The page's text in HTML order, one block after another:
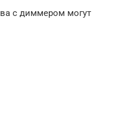
с диммером могут